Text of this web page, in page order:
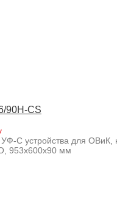
90H-CS
С устройства для
953x600x90 мм